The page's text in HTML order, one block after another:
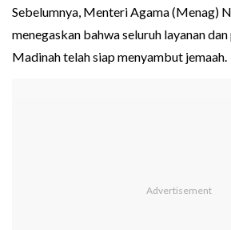
Sebelumnya, Menteri Agama (Menag)
menegaskan bahwa seluruh layanan
Madinah telah siap menyambut jemaah.